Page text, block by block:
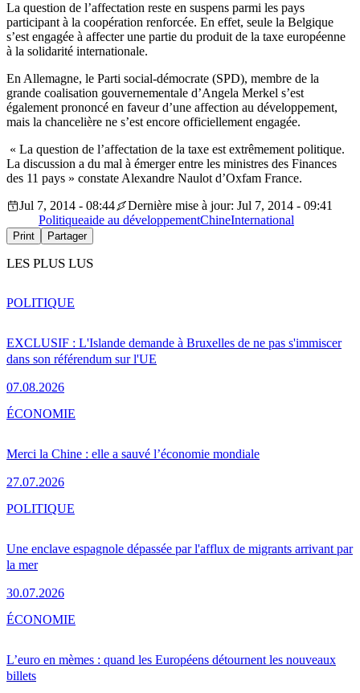
La question de l’affectation reste en suspens parmi les pays
participant à la coopération renforcée. En effet, seule la Belgique
s’est engagée à affecter une partie du produit de la taxe européenne
à la solidarité internationale.
En Allemagne, le Parti social-démocrate (SPD), membre de la
grande coalisation gouvernementale d’Angela Merkel s’est
également prononcé en faveur d’une affection au développement,
mais la chancelière ne s’est encore officiellement engagée.
« La question de l’affectation de la taxe est extrêmement politique.
La discussion a du mal à émerger entre les ministres des Finances
des 11 pays » constate Alexandre Naulot d’Oxfam France.
Jul 7, 2014 - 08:44
Dernière mise à jour: Jul 7, 2014 - 09:41
Politiqueaide au développementChineInternational
Print Partager
LES PLUS LUS
EXCLUSIF : L'Islande demande à Bruxelles de ne pas s'immiscer
dans son référendum sur l'UE
07.08.2026
POLITIQUE
Merci la Chine : elle a sauvé l’économie mondiale
27.07.2026
ÉCONOMIE
Une enclave espagnole dépassée par l'afflux de migrants arrivant par
la mer
30.07.2026
POLITIQUE
L’euro en mèmes : quand les Européens détournent les nouveaux
billets
ÉCONOMIE